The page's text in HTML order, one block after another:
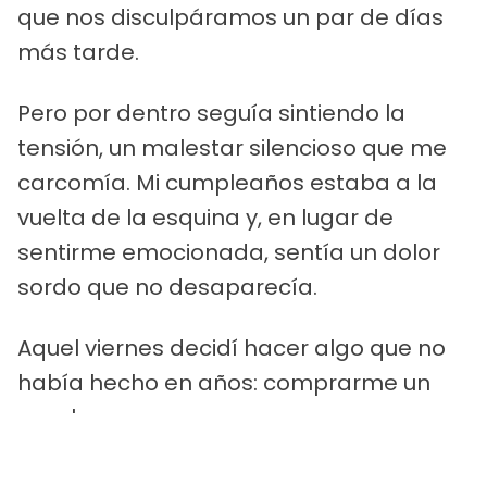
que nos disculpáramos un par de días
más tarde.
Pero por dentro seguía sintiendo la
tensión, un malestar silencioso que me
carcomía. Mi cumpleaños estaba a la
vuelta de la esquina y, en lugar de
sentirme emocionada, sentía un dolor
sordo que no desaparecía.
Aquel viernes decidí hacer algo que no
había hecho en años: comprarme un
regalo.